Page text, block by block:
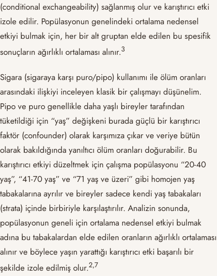
(conditional exchangeability) sağlanmış olur ve karıştırıcı etki
izole edilir. Popülasyonun genelindeki ortalama nedensel
etkiyi bulmak için, her bir alt gruptan elde edilen bu spesifik
sonuçların ağırlıklı ortalaması alınır.​3​
Sigara (sigaraya karşı puro/pipo) kullanımı ile ölüm oranları
arasındaki ilişkiyi inceleyen klasik bir çalışmayı düşünelim.
Pipo ve puro genellikle daha yaşlı bireyler tarafından
tüketildiği için “yaş” değişkeni burada güçlü bir karıştırıcı
faktör (confounder) olarak karşımıza çıkar ve veriye bütün
olarak bakıldığında yanıltıcı ölüm oranları doğurabilir. Bu
karıştırıcı etkiyi düzeltmek için çalışma popülasyonu “20-40
yaş”, “41-70 yaş” ve “71 yaş ve üzeri” gibi homojen yaş
tabakalarına ayrılır ve bireyler sadece kendi yaş tabakaları
(strata) içinde birbiriyle karşılaştırılır. Analizin sonunda,
popülasyonun geneli için ortalama nedensel etkiyi bulmak
adına bu tabakalardan elde edilen oranların ağırlıklı ortalaması
alınır ve böylece yaşın yarattığı karıştırıcı etki başarılı bir
şekilde izole edilmiş olur.​2,7​